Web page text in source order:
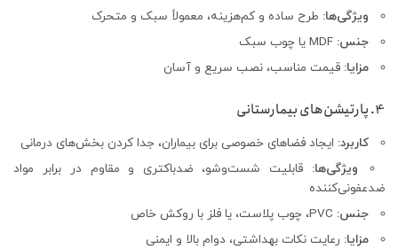
ویژگی‌ها: طرح ساده و کم‌هزینه، معمولاً سبک و متحرک
جنس: MDF یا چوب سبک
مزایا: قیمت مناسب، نصب سریع و آسان
4. پارتیشن‌های بیمارستانی
کاربرد: ایجاد فضاهای خصوصی برای بیماران، جدا کردن بخش‌های درمانی
ویژگی‌ها: قابلیت شست‌وشو، ضدباکتری و مقاوم در برابر مواد
ضدعفونی‌کننده
جنس:
مزایا: رعایت نکات بهداشتی، دوام بالا و ایمنی